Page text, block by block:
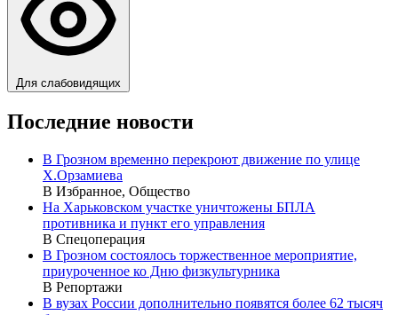
Для слабовидящих
Последние новости
В Грозном временно перекроют движение по улице
Х.Орзамиева
В Избранное, Общество
На Харьковском участке уничтожены БПЛА
противника и пункт его управления
В Спецоперация
В Грозном состоялось торжественное мероприятие,
приуроченное ко Дню физкультурника
В Репортажи
В вузах России дополнительно появятся более 62 тысяч